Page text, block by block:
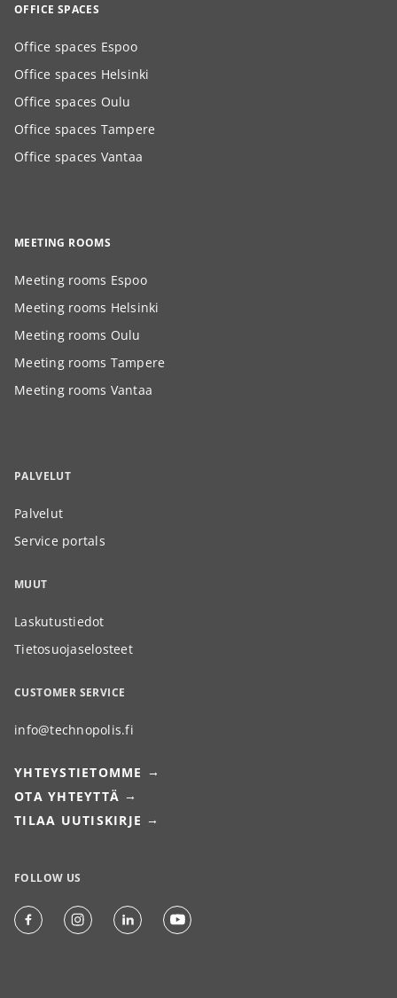
OFFICE SPACES
Office spaces Espoo
Office spaces Helsinki
Office spaces Oulu
Office spaces Tampere
Office spaces Vantaa
MEETING ROOMS
Meeting rooms Espoo
Meeting rooms Helsinki
Meeting rooms Oulu
Meeting rooms Tampere
Meeting rooms Vantaa
PALVELUT
Palvelut
Service portals
MUUT
Laskutustiedot
Tietosuojaselosteet
CUSTOMER SERVICE
info@technopolis.fi
YHTEYSTIETOMME
OTA YHTEYTTÄ
TILAA UUTISKIRJE
FOLLOW US